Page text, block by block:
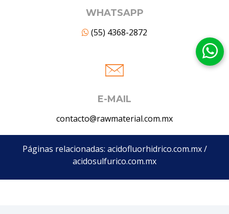
WHATSAPP
(55) 4368-2872
E-MAIL
contacto@rawmaterial.com.mx
Páginas relacionadas: acidofluorhidrico.com.mx/
acidosulfurico.com.mx